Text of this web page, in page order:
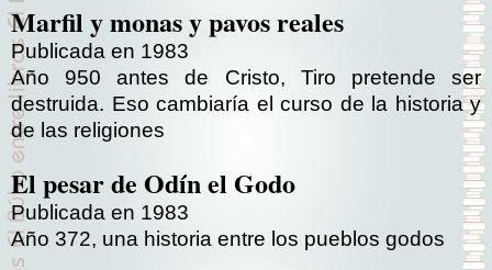
Marfil y monas y pavos reales
Publicada en 1983
Año 950 antes de Cristo, Tiro pretende ser
destruida. Eso cambiaría el curso de la historia y
de las religiones
El pesar de Odín el Godo
Publicada en 1983
Año 372, una historia entre los pueblos godos